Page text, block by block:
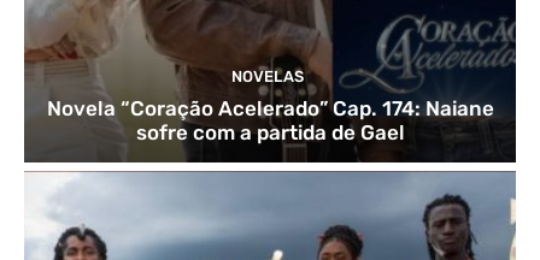
NOVELAS
Novela “Coração Acelerado” Cap. 174: Naiane
sofre com a partida de Gael